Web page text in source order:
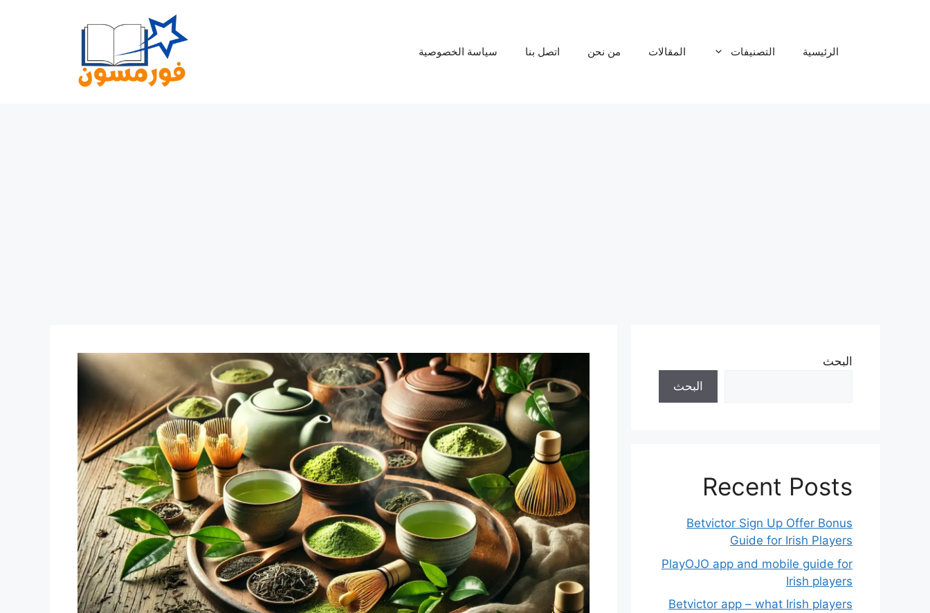
الرئيسية التصنيفات المقالات من نحن اتصل بنا سياسة الخصوصية
البحث
البحث
Recent Posts
Betvictor Sign Up Offer Bonus
Guide for Irish Players
PlayOJO app and mobile guide for
Irish players
Betvictor app – what Irish players